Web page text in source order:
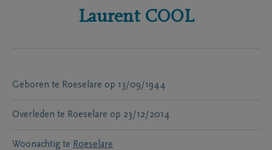
Laurent COOL
Geboren te Roeselare op 13/09/1944
Overleden te Roeselare op 23/12/2014
Woonachtig te Roeselare